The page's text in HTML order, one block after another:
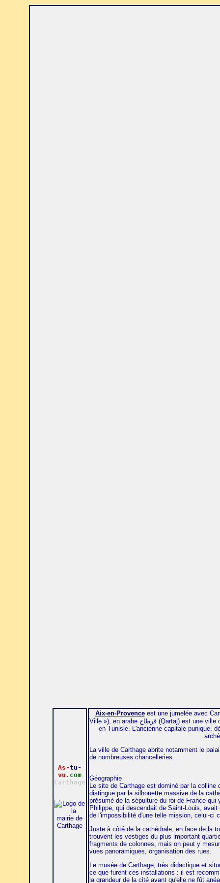
As-tu-
vu .com
Carthage
Aix-en-Provence est une jumelée avec
Ville »), en arabe قرطاج (Qartaj) est une ville d'Afrique du Nord, située à l'est du Lac de Tunis, près du centre de Tunis,
en Tunisie. L'ancienne capitale punique,
La ville de Carthage abrite notamment le
de nombreuses chancelleries.
Géographie
Le site de Carthage est dominé par la
distingue par la silhouette massive de la
présumé de la sépulture du roi de France
Philippe, qui descendait de Saint-Louis,
de l'impossibilité d'une telle mission, celui-ci
Juste à côté de la cathédrale, en face de la
trouvent les vestiges du plus important
fragments de colonnes, mais on peut y
vues panoramiques, organisation des rues.
Le musée de Carthage, très didactique et
ce que furent ces installations : il est
la grandeur de la cité avant qu'elle ne fût